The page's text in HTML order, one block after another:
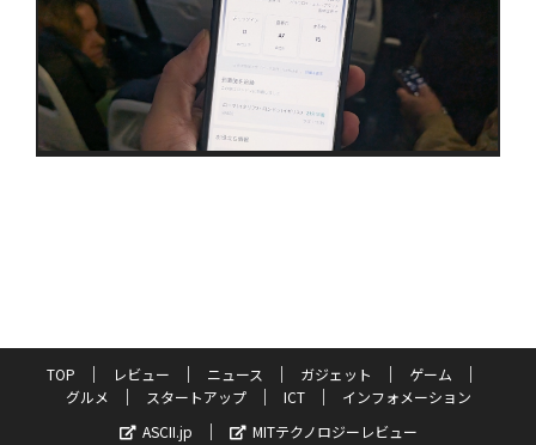
TOP レビュー ニュース ガジェット
ゲーム
グルメ
スタートアップ ICT
インフォメーション
ASCII.jp
MITテクノロジーレビュー